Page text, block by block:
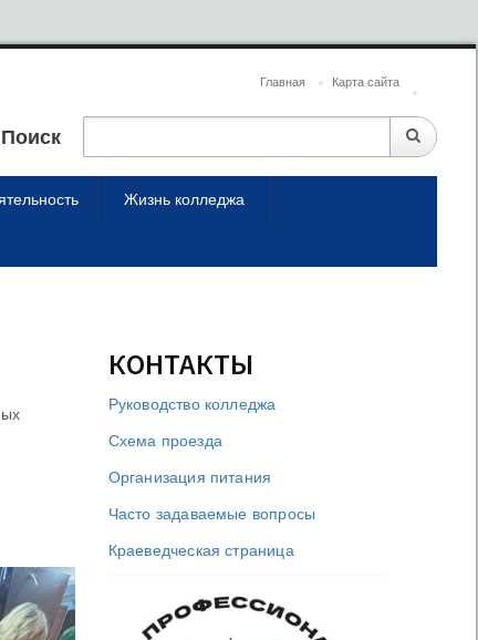
Главная Карта сайта
Поиск
Жизнь колледжа
КОНТАКТЫ
Руководство колледжа
Схема проезда
Организация питания
Часто задаваемые вопросы
Краеведческая страница